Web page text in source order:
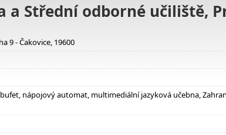
a Střední odborné učiliště,
9 - Čakovice, 19600
nápojový automat, multimediální jazyková učebna,